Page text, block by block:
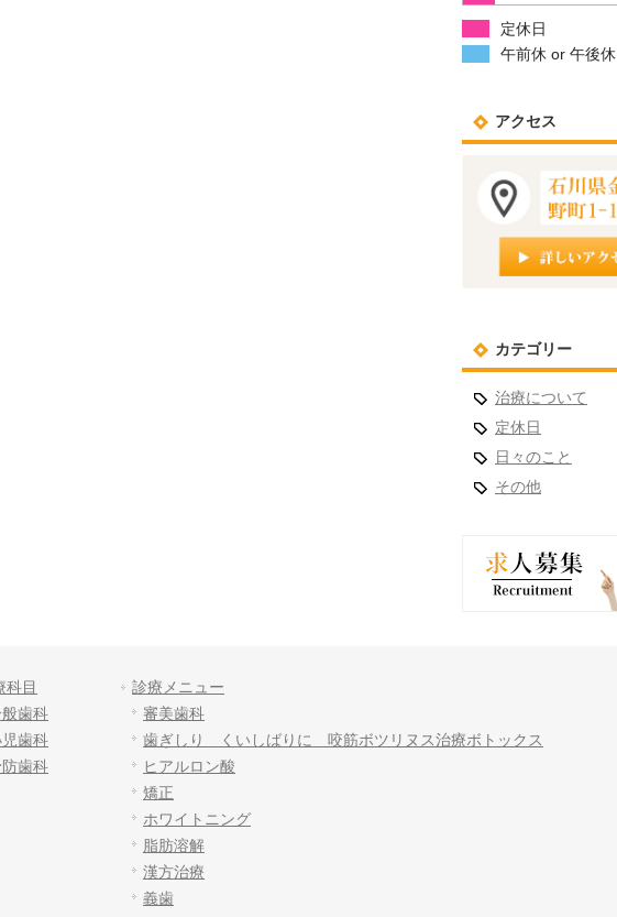
定休日
午前休 or 午後休
アクセス
カテゴリー
治療について
定休日
日々のこと
その他
科目
歯科
歯科
歯科
診療メニュー
審美歯科
歯ぎしり くいしばりに 咬筋ボツリヌス治療ボトックス
ヒアルロン酸
矯正
ホワイトニング
脂肪溶解
漢方治療
義歯